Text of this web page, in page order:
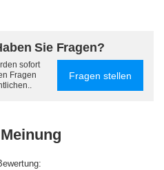
Sie Fragen?
sofort
Fragen
Fragen stellen